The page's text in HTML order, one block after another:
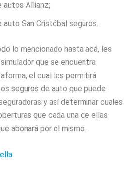
autos Allianz;
auto San Cristóbal seguros.
lo mencionado hasta acá, les
que se encuentra
el cual les permitirá
seguros de auto que puede
y así determinar cuales
que cada una de ellas
abonará por el mismo.